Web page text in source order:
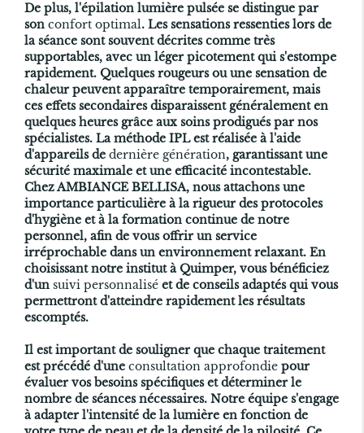
De plus, l'épilation lumière pulsée se distingue par
son confort optimal. Les sensations ressenties lors de
la séance sont souvent décrites comme très
supportables, avec un léger picotement qui s'estompe
rapidement. Quelques rougeurs ou une sensation de
chaleur peuvent apparaître temporairement, mais
ces effets secondaires disparaissent généralement en
quelques heures grâce aux soins prodigués par nos
spécialistes. La méthode IPL est réalisée à l'aide
d'appareils de dernière génération, garantissant une
sécurité maximale et une efficacité incontestable.
Chez AMBIANCE BELLISA, nous attachons une
importance particulière à la rigueur des protocoles
d'hygiène et à la formation continue de notre
personnel, afin de vous offrir un service
irréprochable dans un environnement relaxant. En
choisissant notre institut à Quimper, vous bénéficiez
d'un suivi personnalisé et de conseils adaptés qui vous
permettront d'atteindre rapidement les résultats
escomptés.
Il est important de souligner que chaque traitement
est précédé d'une consultation approfondie pour
évaluer vos besoins spécifiques et déterminer le
nombre de séances nécessaires. Notre équipe s'engage
à adapter l'intensité de la lumière en fonction de